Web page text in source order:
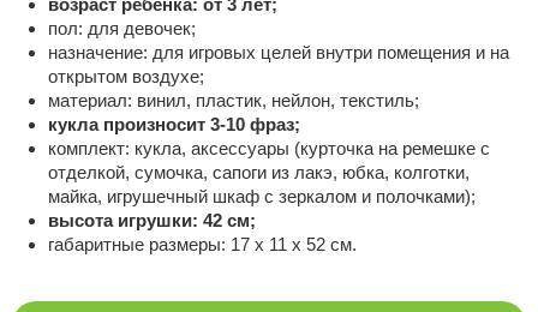
возраст ребенка: от 3 лет;
пол: для девочек;
назначение: для игровых целей внутри помещения и на
открытом воздухе;
материал: винил, пластик, нейлон, текстиль;
кукла произносит 3-10 фраз;
комплект: кукла, аксессуары (курточка на ремешке с
отделкой, сумочка, сапоги из лакэ, юбка, колготки,
майка, игрушечный шкаф с зеркалом и полочками);
высота игрушки: 42 см;
габаритные размеры: 17 х 11 х 52 см.